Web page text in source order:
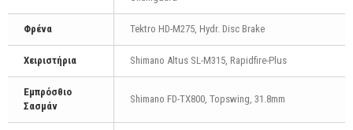
Φρένα Tektro HD-M275, Hydr. Disc Brake
Χειριστήρια Shimano Altus SL-M315, Rapidfire-Plus
Εμπρόσθιο
Σασμάν
Shimano FD-TX800, Topswing, 31.8mm